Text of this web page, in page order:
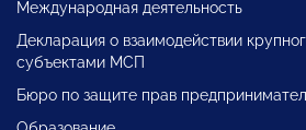
Международная деятельность
Декларация о взаимодействии
субъектами МСП
Бюро по защите прав